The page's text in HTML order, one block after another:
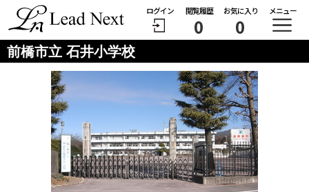
ログイン 閲覧履歴
0
お気に入り
0
メニュー
前橋市立 石井小学校